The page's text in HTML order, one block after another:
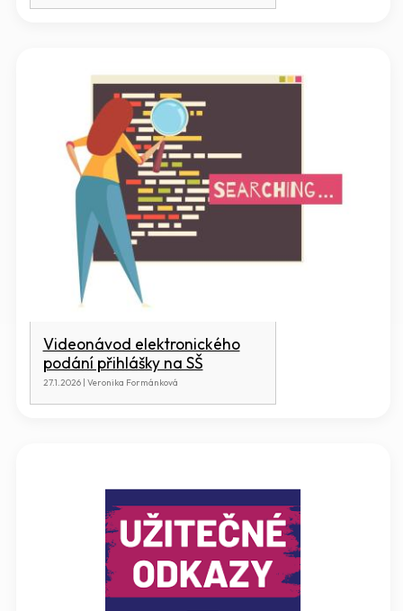
Videonávod elektronického
podání přihlášky na SŠ
27.1.2026 | Veronika Formánková